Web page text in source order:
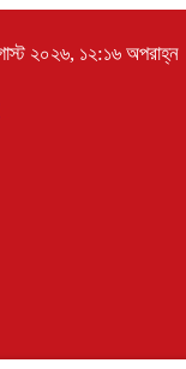
২০২৬, ১২:১৬ অপরাহ্ন